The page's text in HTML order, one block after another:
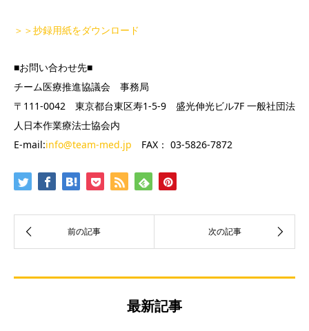
＞＞抄録用紙をダウンロード
■お問い合わせ先■
チーム医療推進協議会 事務局
〒111-0042 東京都台東区寿1-5-9 盛光伸光ビル7F 一般社団法
人日本作業療法士協会内
E-mail:info@team-med.jp FAX： 03-5826-7872
最新記事